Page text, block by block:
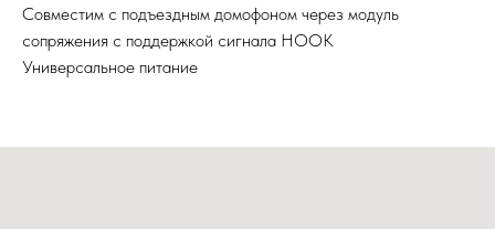
Совместим с подъездным домофоном через модуль
сопряжения c поддержкой сигнала HOOK
Универсальное питание